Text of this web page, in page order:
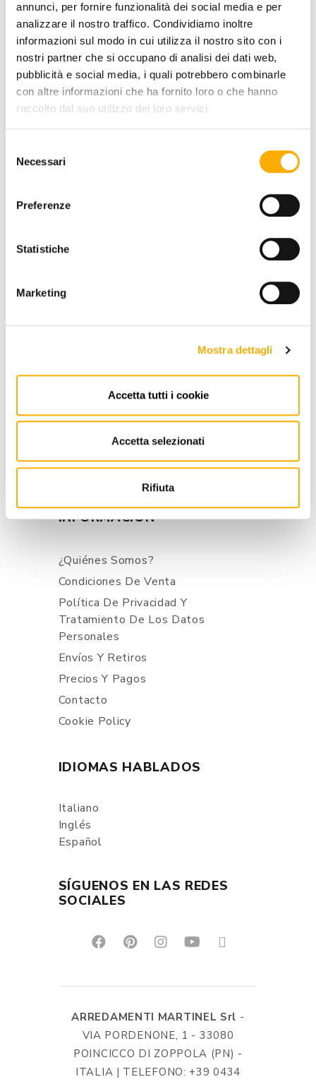
annunci, per fornire funzionalità dei social media e per
analizzare il nostro traffico. Condividiamo inoltre
informazioni sul modo in cui utilizza il nostro sito con i
nostri partner che si occupano di analisi dei dati web,
pubblicità e social media, i quali potrebbero combinarle
con altre informazioni che ha fornito loro o che hanno
raccolto dal suo utilizzo dei loro servizi.
delNecessari
Preferenze
Statistiche
Marketing
Mostra dettagli
Accetta tutti i cookie
Accetta selezionati
Rifiuta
DIMENSIONES:
SOLICITA TU PRESUPUESTO
MARCA
Via Pordenone, 1 - Poincicco Di
Zoppola 33080 (PN) - Italia
store@martinelstore.com
+39 376/2399891
INFORMACIÓN
¿Quiénes Somos?
Condiciones De Venta
Política De Privacidad Y
Tratamiento De Los Datos
Personales
Envíos Y Retiros
Precios Y Pagos
Contacto
Cookie Policy
IDIOMAS HABLADOS
Italiano
Inglés
Español
SÍGUENOS EN LAS REDES
SOCIALES
ARREDAMENTI MARTINEL Srl -
VIA PORDENONE, 1 - 33080
POINCICCO DI ZOPPOLA (PN) -
ITALIA | TELEFONO: +39 0434